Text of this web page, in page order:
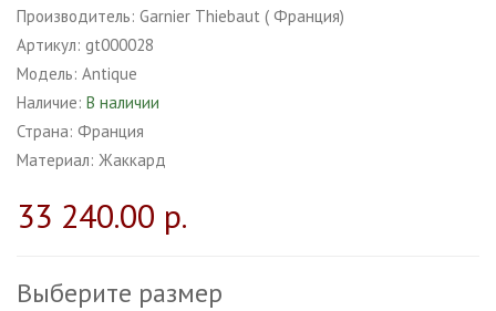
Производитель: Garnier Thiebaut ( Франция)
Артикул: gt000028
Модель: Antique
Наличие: В наличии
Страна: Франция
Материал: Жаккард
33 240.00 р.
Выберите размер